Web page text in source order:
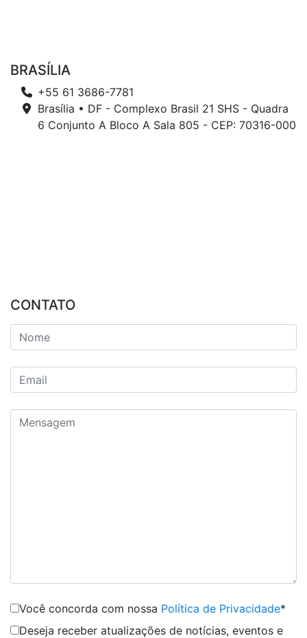
BRASÍLIA
+55 61 3686-7781
Brasília • DF - Complexo Brasil 21 SHS - Quadra
6 Conjunto A Bloco A Sala 805 - CEP: 70316-000
CONTATO
Você concorda com nossa Política de Privacidade*
Deseja receber atualizações de notícias, eventos e